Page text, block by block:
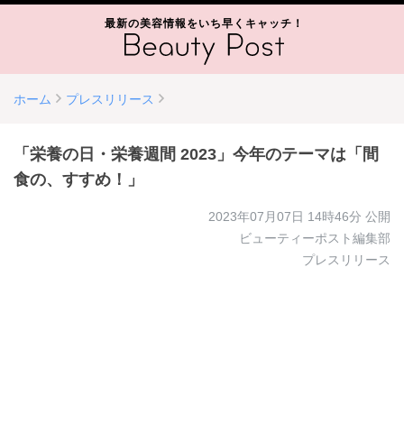
最新の美容情報をいち早くキャッチ！
ホーム プレスリリース
「栄養の日・栄養週間 2023」今年のテーマは「間
食の、すすめ！」
2023年07月07日 14時46分 公開
ビューティーポスト編集部
プレスリリース